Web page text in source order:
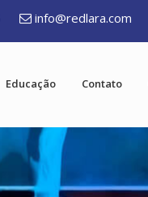
info@redlara.com
Educação Contato